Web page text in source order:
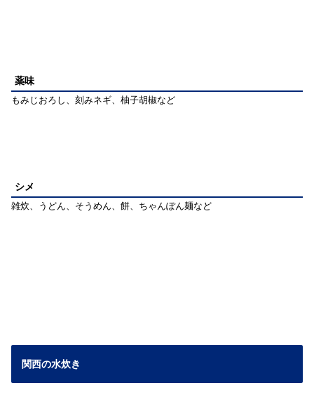
薬味
もみじおろし、刻みネギ、柚子胡椒など
シメ
雑炊、うどん、そうめん、餅、ちゃんぽん麺など
関西の水炊き